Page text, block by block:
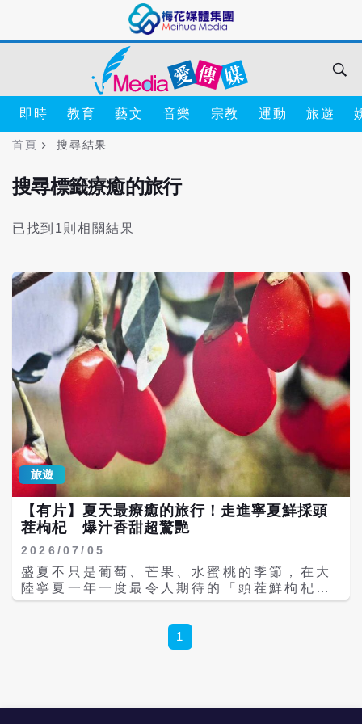
即時 教育 藝文 音樂 宗教 運動 旅遊
首頁 搜尋結果
搜尋標籤療癒的旅行
已找到1則相關結果
旅遊
【有片】夏天最療癒的旅行！走進寧夏鮮採頭
茬枸杞 爆汁香甜超驚艷
2026/07/05
盛夏不只是葡萄、芒果、水蜜桃的季節，在大
陸寧夏一年一度最令人期待的「頭茬鮮枸杞」
也正式進入採收期。放眼望去，一整片翠綠枸
人，吸引不少旅人走進果園，親手體驗採摘、
現摘現吃，感受一年只有一次的限定美味。 不
1